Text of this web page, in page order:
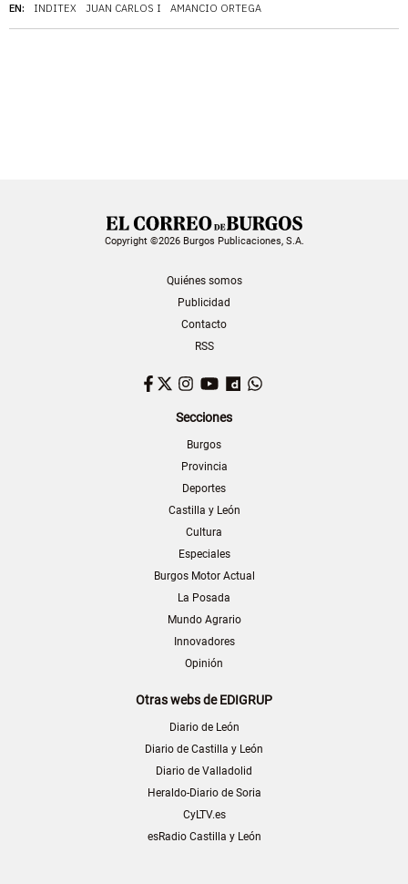
EN: INDITEX JUAN CARLOS I AMANCIO ORTEGA
Copyright ©2026 Burgos Publicaciones, S.A.
Quiénes somos
Publicidad
Contacto
RSS
Facebook
TwitterInstagram
YouTubeDailymotion
Secciones
Burgos
Provincia
Deportes
Castilla y León
Cultura
Especiales
Burgos Motor Actual
La Posada
Mundo Agrario
Innovadores
Opinión
Otras webs de EDIGRUP
Diario de León
Diario de Castilla y León
Diario de Valladolid
Heraldo-Diario de Soria
CyLTV.es
esRadio Castilla y León